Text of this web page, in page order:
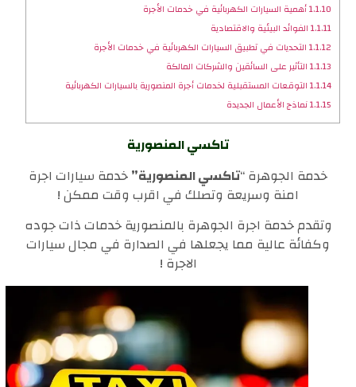
1.1.10أهمية السيارات الكهربائية في خدمات الأجرة
1.1.11الفوائد البيئية والاقتصادية
1.1.12التحديات في تطبيق السيارات الكهربائية في خدمات الأجرة
1.1.13التأثير على السائقين والشركات المالكة
1.1.14التوقعات المستقبلية لخدمات أجرة المنصورية بالسيارات الكهربائية
1.1.15نماذج الأعمال الجديدة
تاكسي المنصورية
خدمة الجوهرة “تاكسي المنصورية”خدمة سيارات اجرة
امنة وسريعة وتصلك في اقرب وقت ممكن !
وتقدم خدمة اجرة الجوهرة بالمنصورية خدمات ذات جوده
وكفائة عالية مما يجعلها في الصدارة في مجال سيارات
الاجرة !